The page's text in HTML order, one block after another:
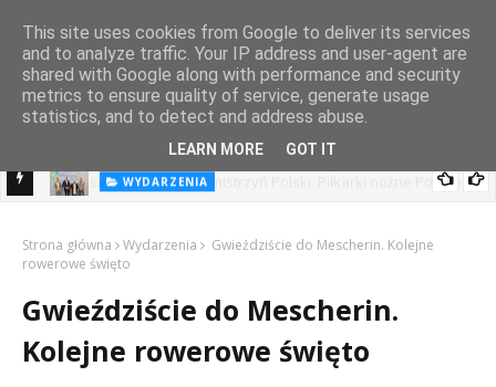
WYDARZENIA
Strona główna Wydarzenia
Gwieździście do Mescherin. Kolejne
rowerowe święto
Gwieździście do Mescherin.
Kolejne rowerowe święto
This site uses cookies from Google to deliver its services
and to analyze traffic. Your IP address and user-agent are
shared with Google along with performance and security
metrics to ensure quality of service, generate usage
statistics, and to detect and address abuse.
LEARN MORE GOT IT